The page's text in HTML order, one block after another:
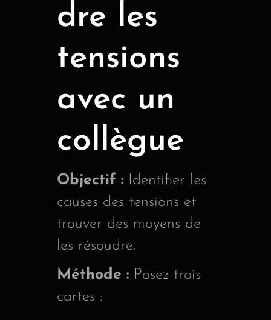
dre les
tensions
avec un
collègue
Objectif : Identifier les
causes des tensions et
trouver des moyens de
les résoudre.
Méthode : Posez trois
cartes :